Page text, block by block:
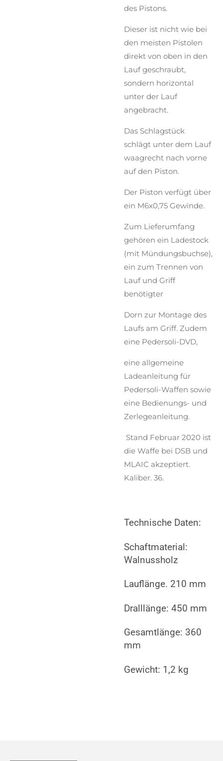
des Pistons.
Dieser ist nicht wie bei
den meisten Pistolen
direkt von oben in den
Lauf geschraubt,
sondern horizontal
unter der Lauf
angebracht.
Das Schlagstück
schlägt unter dem Lauf
waagrecht nach vorne
auf den Piston.
Der Piston verfügt über
ein M6x0,75 Gewinde.
Zum Lieferumfang
gehören ein Ladestock
(mit Mündungsbuchse),
ein zum Trennen von
Lauf und Griff
benötigter
Dorn zur Montage des
Laufs am Griff. Zudem
eine Pedersoli-DVD,
eine allgemeine
Ladeanleitung für
Pedersoli-Waffen sowie
eine Bedienungs- und
Zerlegeanleitung.
Stand Februar 2020 ist
die Waffe bei DSB und
MLAIC akzeptiert.
Kaliber. 36.
Technische Daten:
Schaftmaterial:
Walnussholz
Lauflänge. 210 mm
Dralllänge: 450 mm
Gesamtlänge: 360
mm
Gewicht: 1,2 kg